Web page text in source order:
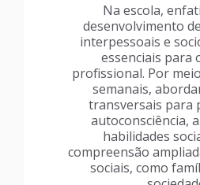
Na escola,
desenvolvimento
interpessoais e
essenciais para
profissional. Por
semanais,
transversais para
autoconsciência,
habilidades
compreensão
sociais, como